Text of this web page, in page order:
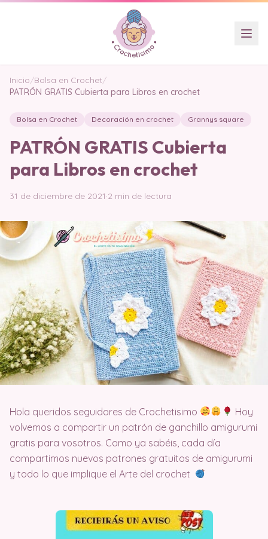
Inicio/Bolsa en Crochet/
PATRÓN GRATIS Cubierta para Libros en crochet
Bolsa en Crochet Decoración en crochet Grannys square
PATRÓN GRATIS Cubierta
para Libros en crochet
31 de diciembre de 2021·2 min de lectura
Hola queridos seguidores de Crochetisimo
Hoy
volvemos a compartir un patrón de ganchillo amigurumi
gratis para vosotros. Como ya sabéis, cada día
compartimos nuevos patrones gratuitos de amigurumi
y todo lo que implique el Arte del crochet